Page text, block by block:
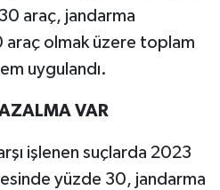
araç, jandarma
olmak üzere toplam
uygulandı.
VAR
işlenen suçlarda 2023
yüzde 30, jandarma